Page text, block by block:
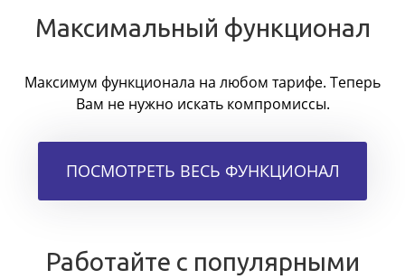
Максимальный функционал
Максимум функционала на любом тарифе. Теперь
Вам не нужно искать компромиссы.
ПОСМОТРЕТЬ ВЕСЬ ФУНКЦИОНАЛ
Работайте с популярными